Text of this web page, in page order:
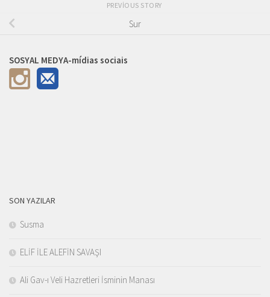
PREVIOUS STORY
Sur
SOSYAL MEDYA-mídias sociais
SON YAZILAR
Susma
ELİF İLE ALEFİN SAVAŞI
Ali Gav-ı Veli Hazretleri İsminin Manası